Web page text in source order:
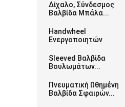
Δίχαλο, Σύνδεσμος
Βαλβίδα Μπάλα...
Handwheel
Ενεργοποιητών
Sleeved Βαλβίδα
Βουλωμάτων...
Πνευματική Ωθημένη
Βαλβίδα Σφαιρών...